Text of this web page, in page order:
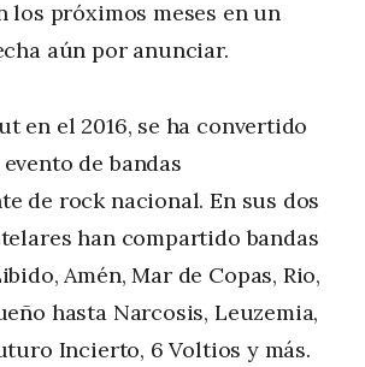
los próximos meses en un
aún por anunciar.
en el 2016, se ha convertido
de bandas
de rock nacional. En sus dos
han compartido bandas
Amén, Mar de Copas, Rio,
hasta Narcosis, Leuzemia,
Incierto, 6 Voltios y más.